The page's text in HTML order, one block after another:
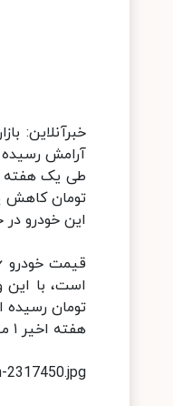
خبرآنلاین:
این خودرو در حال حاضر ۱۶۶ میلیون تومان قیمت دارد.پراید ۱۱۱ نیز با
هفته اخیر ۱ میلیون تومان افزایش یافته است و به ۱۴۵ میلیون تومان رسیده است.
2317450.jpg